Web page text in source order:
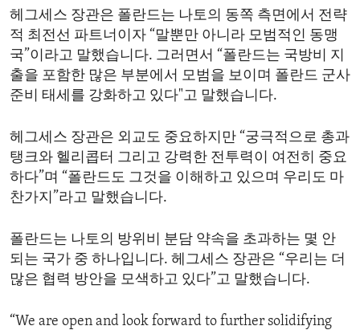
MIDDLE EAST
DEMOCRACY AND GOVERNANCE
ECONOMY AND TRADE
ENVIRONMENT AND HEALTH
IDEALS AND INSTITUTIONS
헤그세스 장관은 폴란드는 나토의 동쪽 측면에서 전략
적 최전선 파트너이자 “말뿐만 아니라 모범적인 동맹
국”이라고 말했습니다. 그러면서 “폴란드는 국방비 지
출을 포함한 많은 부분에서 모범을 보이며 폴란드 군사
준비 태세를 강화하고 있다"고 말했습니다.
헤그세스 장관은 외교도 중요하지만 “궁극적으로 총과
탱크와 헬리콥터 그리고 강력한 전투력이 여전히 중요
하다”며 “폴란드도 그것을 이해하고 있으며 우리도 마
찬가지”라고 말했습니다.
폴란드는 나토의 방위비 분담 약속을 초과하는 몇 안
되는 국가 중 하나입니다. 헤그세스 장관은 “우리는 더
많은 협력 방안을 모색하고 있다”고 말했습니다.
“We are open and look forward to further solidifying